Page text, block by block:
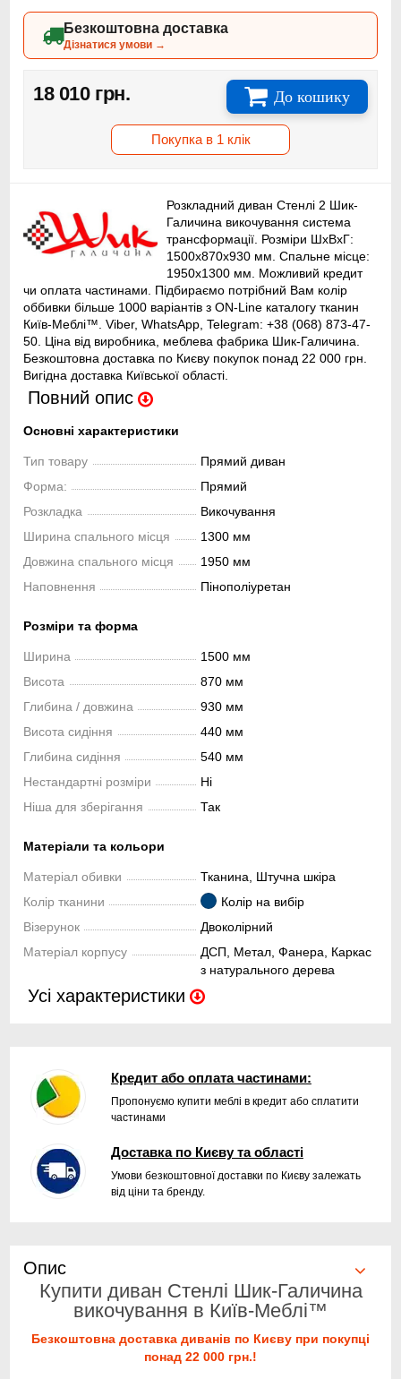
Безкоштовна доставка
Дізнатися умови →
18 010 грн. До кошику
Покупка в 1 клік
Розкладний диван Стенлі 2 Шик-
Галичина викочування система
трансформації. Розміри ШхВхГ:
1500х870х930 мм. Спальне місце:
1950х1300 мм. Можливий кредит
чи оплата частинами. Підбираємо потрібний Вам колір
оббивки більше 1000 варіантів з ON-Line каталогу тканин
Київ-Меблі™. Viber, WhatsApp, Telegram: +38 (068) 873-47-
50. Ціна від виробника, меблева фабрика Шик-Галичина.
Безкоштовна доставка по Києву покупок понад 22 000 грн.
Вигідна доставка Київської області.
Повний опис
Основні характеристики
Тип товару
Прямий диван
Форма:
Прямий
Розкладка
Викочування
Ширина спального місця
1300 мм
Довжина спального місця
1950 мм
Наповнення
Пінополіуретан
Розміри та форма
Ширина
1500 мм
Висота
870 мм
Глибина / довжина
930 мм
Висота сидіння
440 мм
Глибина сидіння
540 мм
Нестандартні розміри
Ні
Ніша для зберігання
Так
Матеріали та кольори
Матеріал обивки
Тканина, Штучна шкіра
Колір тканини
Колір на вибір
Візерунок
Двоколірний
Матеріал корпусу
ДСП, Метал, Фанера, Каркас
з натурального дерева
Усі характеристики
Кредит або оплата частинами:
Пропонуємо купити меблі в кредит або сплатити
частинами
Доставка по Києву та області
Умови безкоштовної доставки по Києву залежать
від ціни та бренду.
Опис
Купити диван Стенлі Шик-Галичина
викочування в Київ-Меблі™
Безкоштовна доставка диванів по Києву при покупці
понад 22 000 грн.!